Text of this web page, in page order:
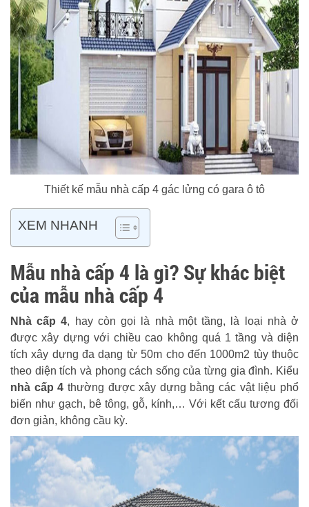
Thiết kế mẫu nhà cấp 4 gác lửng có gara ô tô
XEM NHANH
Mẫu nhà cấp 4 là gì? Sự khác biệt
của mẫu nhà cấp 4
Nhà cấp 4, hay còn gọi là nhà một tầng, là loại nhà ở
được xây dựng với chiều cao không quá 1 tầng và diện
tích xây dựng đa dạng từ 50m cho đến 1000m2 tùy thuộc
theo diện tích và phong cách sống của từng gia đình. Kiểu
nhà cấp 4 thường được xây dựng bằng các vật liệu phổ
biến như gạch, bê tông, gỗ, kính,… Với kết cấu tương đối
đơn giản, không cầu kỳ.